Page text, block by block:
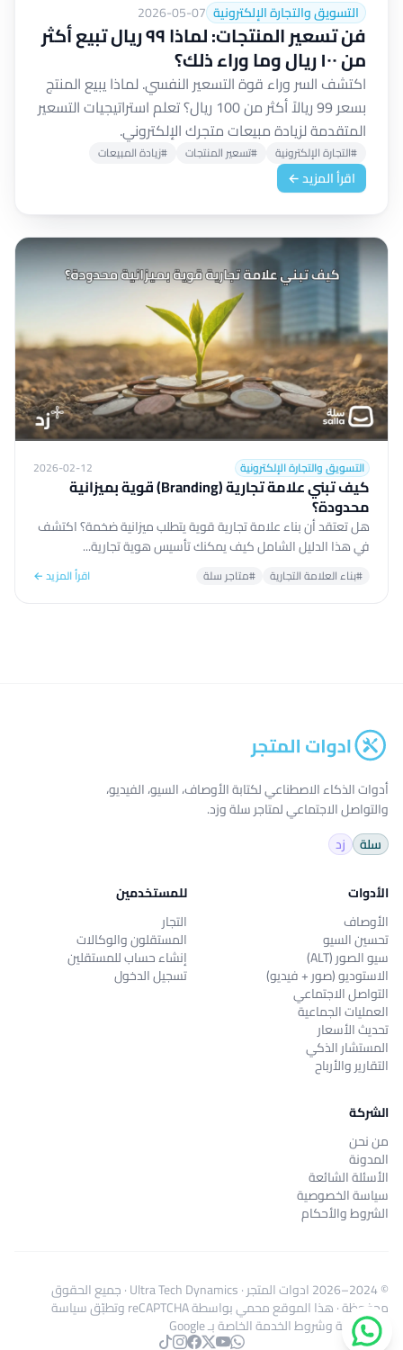
التسويق والتجارة الإلكترونية 2026-05-07
فن تسعير المنتجات: لماذا ٩٩ ريال تبيع أكثر
من ١٠٠ ريال وما وراء ذلك؟
اكتشف السر وراء قوة التسعير النفسي. لماذا يبيع المنتج
بسعر 99 ريالاً أكثر من 100 ريال؟ تعلم استراتيجيات التسعير
المتقدمة لزيادة مبيعات متجرك الإلكتروني.
#التجارة الإلكترونية #تسعير المنتجات #زيادة المبيعات
اقرأ المزيد ←
التسويق والتجارة الإلكترونية 2026-02-12
كيف تبني علامة تجارية (Branding) قوية بميزانية
محدودة؟
هل تعتقد أن بناء علامة تجارية قوية يتطلب ميزانية ضخمة؟ اكتشف
في هذا الدليل الشامل كيف يمكنك تأسيس هوية تجارية...
#بناء العلامة التجارية #متاجر سلة اقرأ المزيد ←
أدوات الذكاء الاصطناعي لكتابة الأوصاف، السيو، الفيديو،
والتواصل الاجتماعي لمتاجر سلة وزد.
سلة
زد
الأدوات
الأوصاف
تحسين السيو
سيو الصور (ALT)
الاستوديو (صور + فيديو)
التواصل الاجتماعي
العمليات الجماعية
تحديث الأسعار
المستشار الذكي
التقارير والأرباح
للمستخدمين
التجار
المستقلون والوكالات
إنشاء حساب للمستقلين
تسجيل الدخول
الشركة
من نحن
المدونة
الأسئلة الشائعة
سياسة الخصوصية
الشروط والأحكام
© 2024–2026 ادوات المتجر·
Ultra Tech Dynamics· جميع الحقوق
محفوظة · هذا الموقع محمي بواسطة reCAPTCHA وتطبّق سياسة
الخصوصيةوشروط الخدمةالخاصة بـ Google